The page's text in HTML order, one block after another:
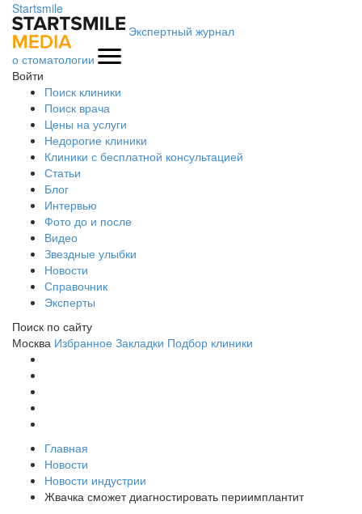
Startsmile
Экспертный журнал
о стоматологии
Войти
Поиск клиники
Поиск врача
Цены на услуги
Недорогие клиники
Клиники с бесплатной консультацией
Статьи
Блог
Интервью
Фото до и после
Видео
Звездные улыбки
Новости
Справочник
Эксперты
Поиск по сайту
Москва Избранное Закладки Подбор клиники
Главная
Новости
Новости индустрии
Жвачка сможет диагностировать периимплантит